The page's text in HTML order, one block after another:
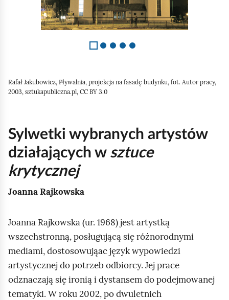
Rafał Jakubowicz, Pływalnia, projekcja na fasadę budynku, fot. Autor pracy,
2003, sztukapubliczna.pl, CC BY 3.0
Sylwetki wybranych artystów
działających w sztuce
krytycznej
Joanna Rajkowska
Joanna Rajkowska (ur. 1968) jest artystką
wszechstronną, posługującą się różnorodnymi
mediami, dostosowująac język wypowiedzi
artystycznej do potrzeb odbiorcy. Jej prace
odznaczają się ironią i dystansem do podejmowanej
tematyki. W roku 2002, po dwuletnich